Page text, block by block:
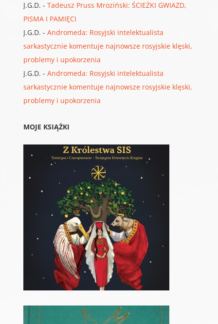
J.G.D. - Tadeusz Pruss Mroziński: ŚCIEŻKI GWIAZD,
PISMA I PAMIĘCI
J.G.D. - Andromeda: Rosyjski intelektualista
sarkastycznie komentuje najnowsze rosyjskie klęski,
problemy i upokorzenia
J.G.D. - Andromeda: Rosyjski intelektualista
sarkastycznie komentuje najnowsze rosyjskie klęski,
problemy i upokorzenia
MOJE KSIĄŻKI